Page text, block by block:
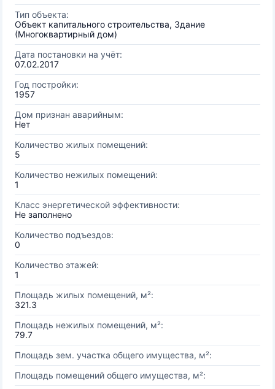
Тип объекта:
Объект капитального строительства, Здание
(Многоквартирный дом)
Дата постановки на учёт:
07.02.2017
Год постройки:
1957
Дом признан аварийным:
Нет
Количество жилых помещений:
5
Количество нежилых помещений:
1
Класс энергетической эффективности:
Не заполнено
Количество подъездов:
0
Количество этажей:
1
Площадь жилых помещений, м²:
321.3
Площадь нежилых помещений, м²:
79.7
Площадь зем. участка общего имущества, м²:
Площадь помещений общего имущества, м²: